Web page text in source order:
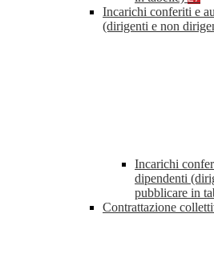
Incarichi conferiti e
(dirigenti e non
Incarichi
dipendenti
pubblicare in
Contrattazione